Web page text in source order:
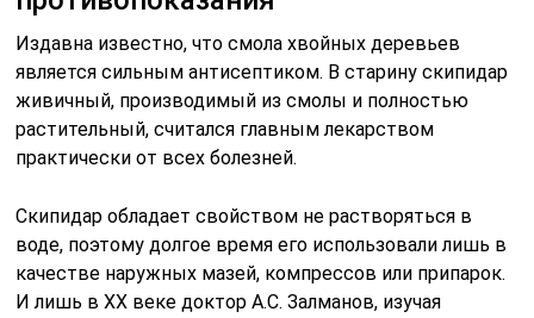
Издавна известно, что смола хвойных деревьев
является сильным антисептиком. В старину скипидар
живичный, производимый из смолы и полностью
растительный, считался главным лекарством
практически от всех болезней.
Скипидар обладает свойством не растворяться в
воде, поэтому долгое время его использовали лишь в
качестве наружных мазей, компрессов или припарок.
И лишь в XX веке доктор А.С. Залманов, изучая